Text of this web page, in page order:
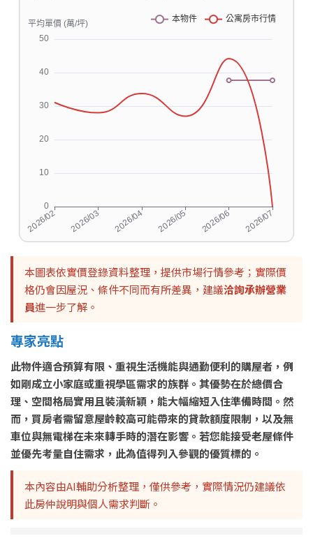
本圖表依實價登錄資料整理，提供市場行情參考；實際價
格仍會因屋況、條件不同而有所差異，建議洽詢承辦營業
員進一步了解。
專家亮點
此物件適合預算有限、重視生活機能與通勤便利的購屋者，例
如剛成立小家庭或重視學區需求的族群。其優勢在於總價合
理、空間格局實用且裝潢新穎，能大幅縮短入住準備時間。然
而，買房者需留意屋齡較高可能帶來的貸款額度限制，以及無
車位與無電梯在未來轉手時的潛在影響。若您能接受老屋條件
並優先考量自住需求，此為值得列入參觀的優質標的。
本內容由AI輔助分析整理，僅供參考，實際情況仍建議依
此房仲說明與個人需求判斷。